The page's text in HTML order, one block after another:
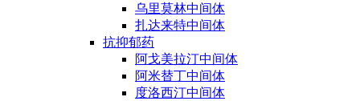
乌里莫林中间体
扎达来特中间体
抗抑郁药
阿戈美拉汀中间体
阿米替丁中间体
度洛西汀中间体